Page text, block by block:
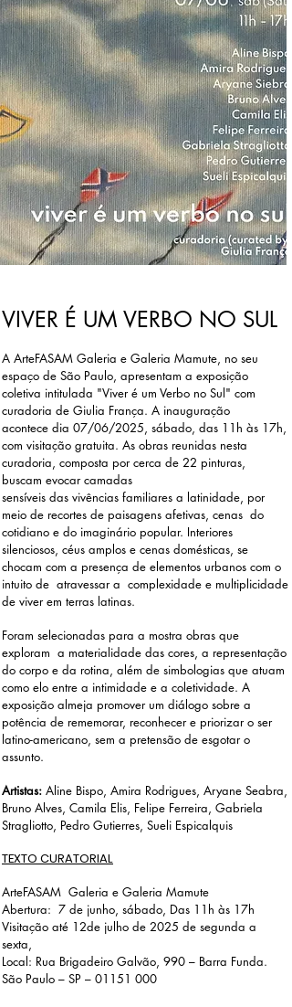
VIVER É UM VERBO NO SUL
A ArteFASAM Galeria e Galeria Mamute, no seu
espaço de São Paulo, apresentam a exposição
coletiva intitulada "Viver é um Verbo no Sul" com
curadoria de Giulia França. A inauguração
acontece dia 07/06/2025, sábado, das 11h às 17h,
com visitação gratuita. As obras reunidas nesta
curadoria, composta por cerca de 22 pinturas,
buscam evocar camadas
sensíveis das vivências familiares a latinidade, por
meio de recortes de paisagens afetivas, cenas do
cotidiano e do imaginário popular. Interiores
silenciosos, céus amplos e cenas domésticas, se
chocam com a presença de elementos urbanos com o
intuito de atravessar a complexidade e multiplicidade
de viver em terras latinas.
Foram selecionadas para a mostra obras que
exploram a materialidade das cores, a representação
do corpo e da rotina, além de simbologias que atuam
como elo entre a intimidade e a coletividade. A
exposição almeja promover um diálogo sobre a
potência de rememorar, reconhecer e priorizar o ser
latino-americano, sem a pretensão de esgotar o
assunto.
Artistas: Aline Bispo, Amira Rodrigues, Aryane Seabra,
Bruno Alves, Camila Elis, Felipe Ferreira, Gabriela
Stragliotto, Pedro Gutierres, Sueli Espicalquis
TEXTO CURATORIAL
ArteFASAM Galeria e Galeria Mamute
Abertura: 7 de junho, sábado, Das 11h às 17h
Visitação até 12de julho de 2025 de segunda a
sexta,
Local: Rua Brigadeiro Galvão, 990 – Barra Funda.
São Paulo – SP – 01151 000